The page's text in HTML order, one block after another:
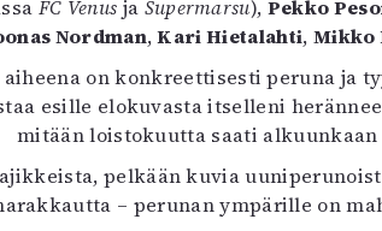
Levyt
Kirjat
English
Esitystaide
FC Venus ja Supermarsu), Pekko
Nordman,Kari Hietalahti, Mikko
aiheena on konkreettisesti peruna ja
esille elokuvasta itselleni
mitään loistokuutta saati
pelkään kuvia
– perunan ympärille on